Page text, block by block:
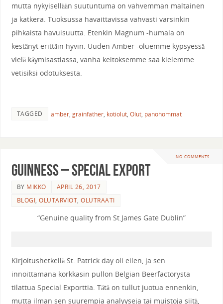
mutta nykyisellään suutuntuma on vahvemman maltainen
ja katkera. Tuoksussa havaittavissa vahvasti varsinkin
pihkaista havuisuutta. Etenkin Magnum -humala on
kestänyt erittäin hyvin. Uuden Amber -oluemme kypsyessä
vielä käymisastiassa, vanha keitoksemme saa kielemme
vetisiksi odotuksesta.
TAGGED amber, grainfather, kotiolut, Olut, panohommat
NO COMMENTS
Guinness – Special Export
BY MIKKO
APRIL 26, 2017
BLOGI,OLUTARVIOT,OLUTRAATI
“Genuine quality from St.James Gate Dublin”
Kirjoitushetkellä St. Patrick day oli eilen, ja sen
innoittamana korkkasin pullon Belgian Beerfactorysta
tilattua Special Exporttia. Tätä on tullut juotua ennenkin,
mutta ilman sen suurempia analyyseja tai muistoja siitä,